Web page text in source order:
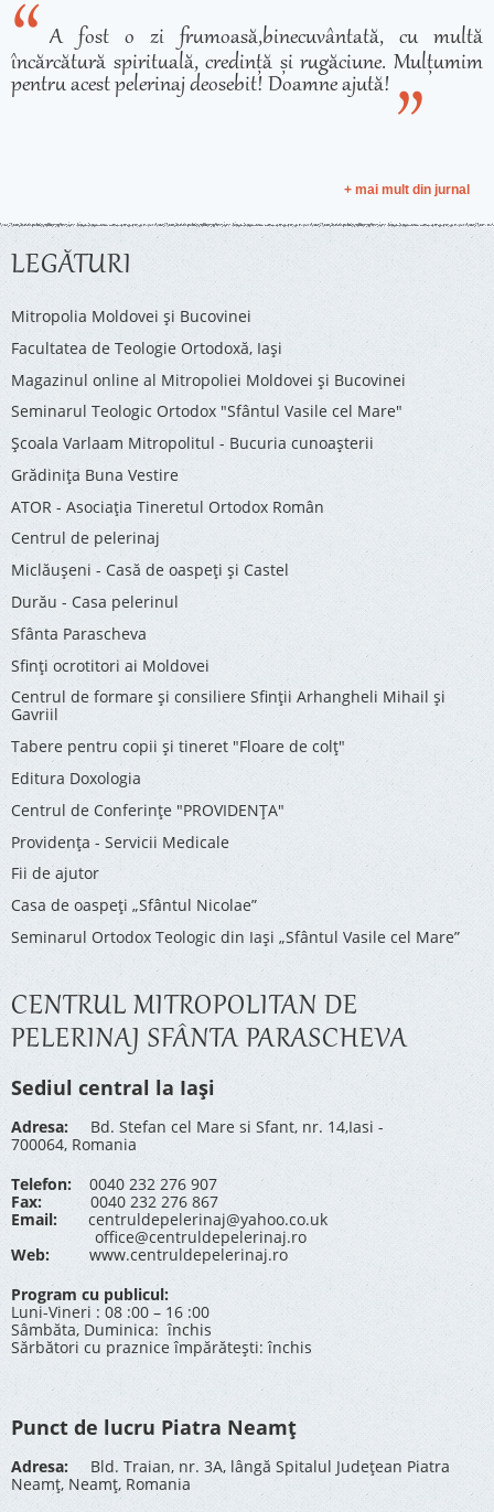
A fost o zi frumoasă,binecuvântată, cu multă
încărcătură spirituală, credință și rugăciune. Mulțumim
pentru acest pelerinaj deosebit! Doamne ajută!
+ mai mult din jurnal
LEGĂTURI
Mitropolia Moldovei și Bucovinei
Facultatea de Teologie Ortodoxă, Iaşi
Magazinul online al Mitropoliei Moldovei și Bucovinei
Seminarul Teologic Ortodox "Sfântul Vasile cel Mare"
Şcoala Varlaam Mitropolitul - Bucuria cunoaşterii
Grădinița Buna Vestire
ATOR - Asociaţia Tineretul Ortodox Român
Centrul de pelerinaj
Miclăușeni - Casă de oaspeţi şi Castel
Durău - Casa pelerinul
Sfânta Parascheva
Sfinți ocrotitori ai Moldovei
Centrul de formare și consiliere Sfinții Arhangheli Mihail și
Gavriil
Tabere pentru copii şi tineret "Floare de colţ"
Editura Doxologia
Centrul de Conferinţe "PROVIDENŢA"
Providenţa - Servicii Medicale
Fii de ajutor
Casa de oaspeți „Sfântul Nicolae”
Seminarul Ortodox Teologic din Iași „Sfântul Vasile cel Mare”
CENTRUL MITROPOLITAN DE
PELERINAJ SFÂNTA PARASCHEVA
Sediul central la Iași
Adresa: Bd. Stefan cel Mare si Sfant, nr. 14,Iasi -
700064, Romania
Telefon: 0040 232 276 907
Fax: 0040 232 276 867
Email:
centruldepelerinaj@yahoo.co.uk
office@centruldepelerinaj.ro
Web:
www.centruldepelerinaj.ro
Program cu publicul:
Luni-Vineri : 08 :00 – 16 :00
Sâmbăta, Duminica: închis
Sărbători cu praznice împărătești: închis
Punct de lucru Piatra Neamț
Adresa: Bld. Traian, nr. 3A, lângă Spitalul Județean Piatra
Neamț, Neamț, Romania